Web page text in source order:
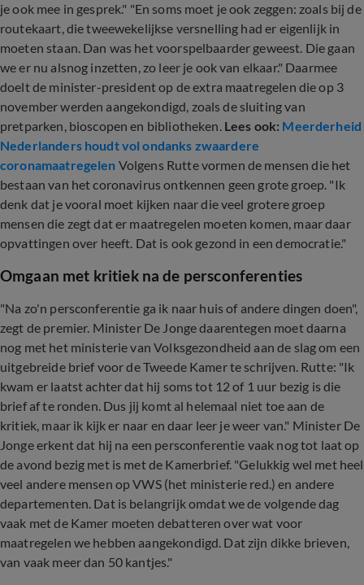
je ook mee in gesprek." "En soms moet je ook zeggen: zoals bij de
routekaart, die tweewekelijkse versnelling had er eigenlijk in
moeten staan. Dan was het voorspelbaarder geweest. Die gaan
we er nu alsnog inzetten, zo leer je ook van elkaar." Daarmee
doelt de minister-president op de extra maatregelen die op 3
november werden aangekondigd, zoals de sluiting van
pretparken, bioscopen en bibliotheken. Lees ook: Meerderheid
Nederlanders houdt vol ondanks zwaardere
coronamaatregelen Volgens Rutte vormen de mensen die het
bestaan van het coronavirus ontkennen geen grote groep. "Ik
denk dat je vooral moet kijken naar die veel grotere groep
mensen die zegt dat er maatregelen moeten komen, maar daar
opvattingen over heeft. Dat is ook gezond in een democratie."
Omgaan met kritiek na de persconferenties
"Na zo'n persconferentie ga ik naar huis of andere dingen doen",
zegt de premier. Minister De Jonge daarentegen moet daarna
nog met het ministerie van Volksgezondheid aan de slag om een
uitgebreide brief voor de Tweede Kamer te schrijven. Rutte: "Ik
kwam er laatst achter dat hij soms tot 12 of 1 uur bezig is die
brief af te ronden. Dus jij komt al helemaal niet toe aan de
kritiek, maar ik kijk er naar en daar leer je weer van." Minister De
Jonge erkent dat hij na een persconferentie vaak nog tot laat op
de avond bezig met is met de Kamerbrief. "Gelukkig wel met heel
veel andere mensen op VWS (het ministerie red.) en andere
departementen. Dat is belangrijk omdat we de volgende dag
vaak met de Kamer moeten debatteren over wat voor
maatregelen we hebben aangekondigd. Dat zijn dikke brieven,
van vaak meer dan 50 kantjes."